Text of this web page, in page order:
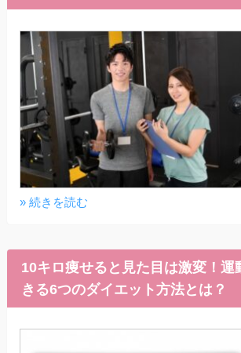
» 続きを読む
10キロ痩せると見た目は激変！運
きる6つのダイエット方法とは？